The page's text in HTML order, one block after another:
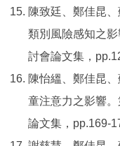
陳致廷、鄭佳昆
類別風險感知之
討會論文集，
陳怡縕、鄭佳昆
童注意力之影響
論文集，pp.169-